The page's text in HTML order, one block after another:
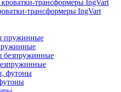
трансформеры IngVart